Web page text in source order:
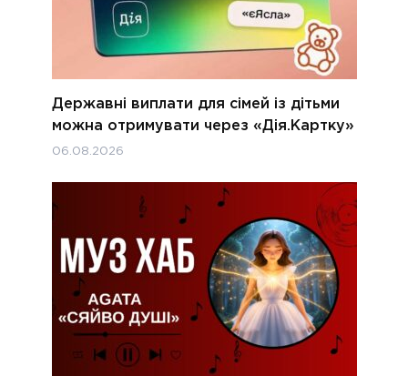
Державні виплати для сімей із дітьми
можна отримувати через «Дія.Картку»
06.08.2026